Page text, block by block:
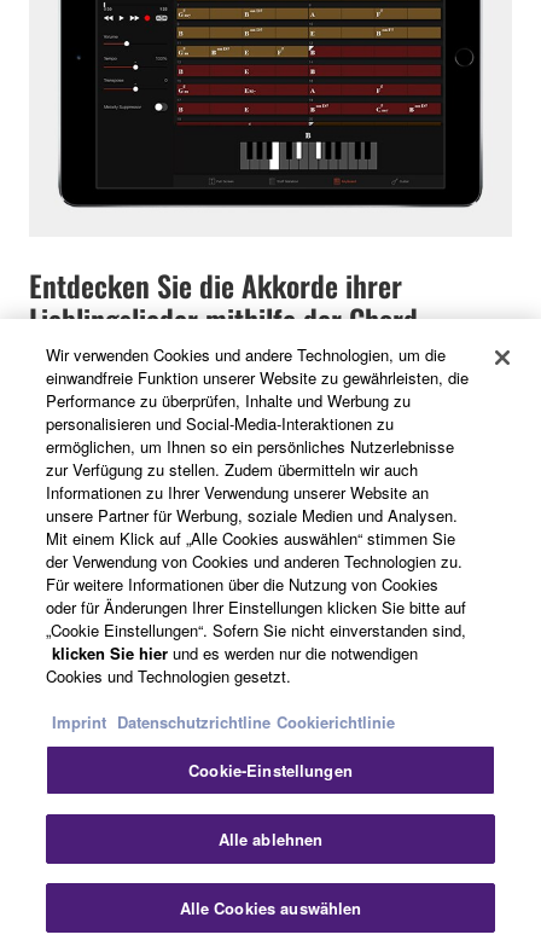
Entdecken Sie die Akkorde ihrer
Lieblingslieder mithilfe der Chord
Tracker App
Die Yamaha Chord Tracker App für iPhone und iPad
unterstützt Sie beim Üben und Performen durch Filtern
der Akkordfolge eines Audio Songs von ihrem Device.
* Diese Funktion steht nur bei gekauften Songs zur
Verfügung. Bei Streaming-Diensten funktioniert sie nicht.
Schließen Sie ein Mikrofon an für
Karaoke oder einfach um beim Spielen
Wir verwenden Cookies und andere Technologien, um die
einwandfreie Funktion unserer Website zu gewährleisten, die
Performance zu überprüfen, Inhalte und Werbung zu
personalisieren und Social-Media-Interaktionen zu
ermöglichen, um Ihnen so ein persönliches Nutzerlebnisse
zur Verfügung zu stellen. Zudem übermitteln wir auch
Informationen zu Ihrer Verwendung unserer Website an
unsere Partner für Werbung, soziale Medien und Analysen.
Mit einem Klick auf „Alle Cookies auswählen“ stimmen Sie
der Verwendung von Cookies und anderen Technologien zu.
Für weitere Informationen über die Nutzung von Cookies
oder für Änderungen Ihrer Einstellungen klicken Sie bitte auf
„Cookie Einstellungen“. Sofern Sie nicht einverstanden sind,
klicken Sie hier und es werden nur die notwendigen
Cookies und Technologien gesetzt.
Imprint Datenschutzrichtline Cookierichtlinie
Cookie-Einstellungen
Alle ablehnen
Alle Cookies auswählen